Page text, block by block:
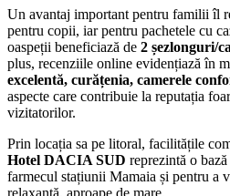
Un avantaj important pentru familii îl
pentru copii, iar pentru pachetele cu
oaspeții beneficiază de 2 șezlonguri/
plus, recenziile online evidențiază în
excelentă, curățenia, camerele
aspecte care contribuie la reputația
vizitatorilor.
Prin locația sa pe litoral, facilitățile
Hotel DACIA SUD reprezintă o
farmecul stațiunii Mamaia și pentru a
relaxantă, aproape de mare.